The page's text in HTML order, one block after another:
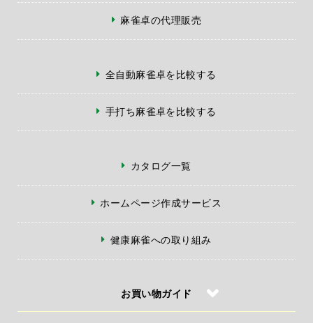
麻雀卓の代理販売
全自動麻雀卓を比較する
手打ち麻雀卓を比較する
カタログ一覧
ホームページ作成サービス
健康麻雀への取り組み
お買い物ガイド